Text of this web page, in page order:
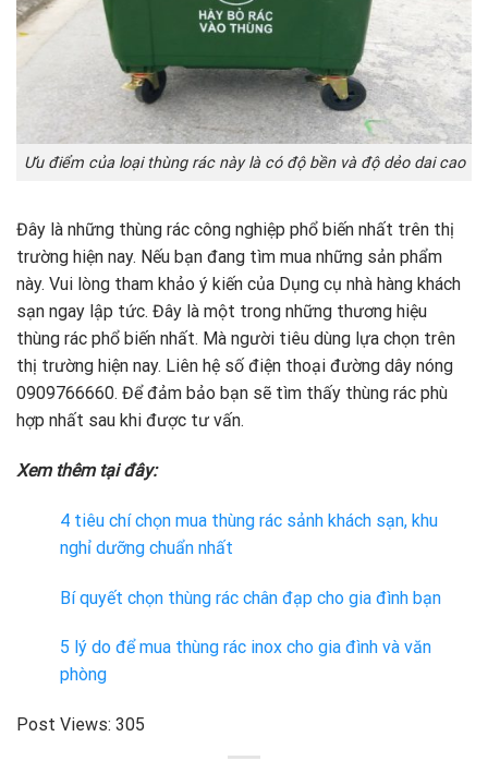
Ưu điểm của loại thùng rác này là có độ bền và độ dẻo dai cao
Đây là những thùng rác công nghiệp phổ biến nhất trên thị
trường hiện nay. Nếu bạn đang tìm mua những sản phẩm
này. Vui lòng tham khảo ý kiến ​​của Dụng cụ nhà hàng khách
sạn ngay lập tức. Đây là một trong những thương hiệu
thùng rác phổ biến nhất. Mà người tiêu dùng lựa chọn trên
thị trường hiện nay. Liên hệ số điện thoại đường dây nóng
0909766660. Để đảm bảo bạn sẽ tìm thấy thùng rác phù
hợp nhất sau khi được tư vấn.
Xem thêm tại đây:
4 tiêu chí chọn mua thùng rác sảnh khách sạn, khu
nghỉ dưỡng chuẩn nhất
Bí quyết chọn thùng rác chân đạp cho gia đình bạn
5 lý do để mua thùng rác inox cho gia đình và văn
phòng
Post Views: 305